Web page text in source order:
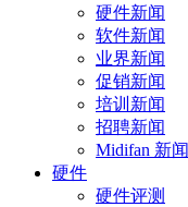
硬件新闻
软件新闻
业界新闻
促销新闻
培训新闻
招聘新闻
Midifan 新闻
硬件
硬件评测